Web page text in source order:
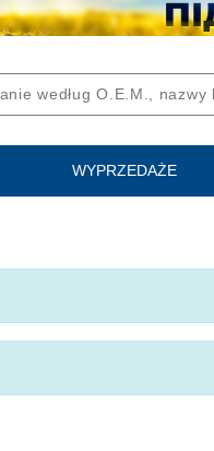
WYPRZEDAŻE